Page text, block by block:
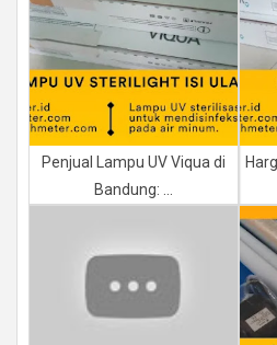
Penjual Lampu UV Viqua di
Bandung: ...